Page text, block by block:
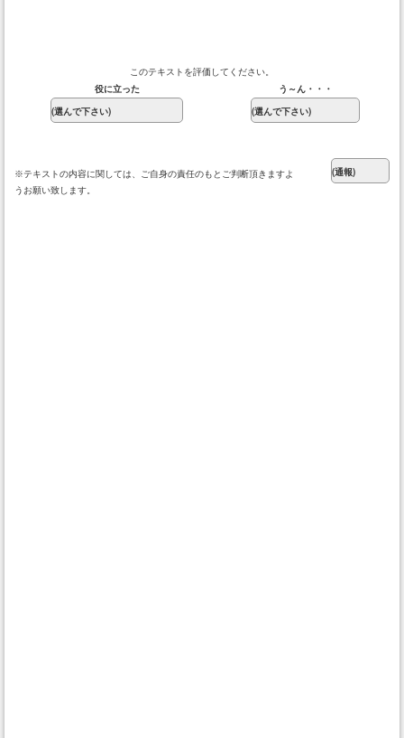
このテキストを評価してください。
役に立った
う～ん・・・
※テキストの内容に関しては、ご自身の責任のもとご判断頂きますよ
うお願い致します。